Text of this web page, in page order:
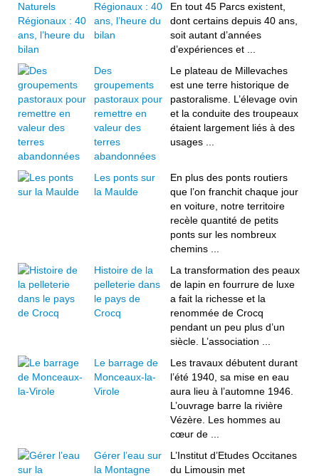
Régionaux : 40
ans, l’heure du
bilan
En tout 45 Parcs existent,
dont certains depuis 40 ans,
soit autant d’années
d’expériences et ...
Des
groupements
pastoraux pour
remettre en
valeur des
terres
abandonnées
Le plateau de Millevaches
est une terre historique de
pastoralisme. L’élevage ovin
et la conduite des troupeaux
étaient largement liés à des
usages ...
Les ponts sur
la Maulde
En plus des ponts routiers
que l’on franchit chaque jour
en voiture, notre territoire
recèle quantité de petits
ponts sur les nombreux
chemins ...
Histoire de la
pelleterie dans
le pays de
Crocq
La transformation des peaux
de lapin en fourrure de luxe
a fait la richesse et la
renommée de Crocq
pendant un peu plus d’un
siècle. L’association ...
Le barrage de
Monceaux-la-
Virole
Les travaux débutent durant
l’été 1940, sa mise en eau
aura lieu à l’automne 1946.
L’ouvrage barre la rivière
Vézère. Les hommes au
cœur de ...
Gérer l’eau sur
la Montagne
L’Institut d’Etudes Occitanes
du Limousin met